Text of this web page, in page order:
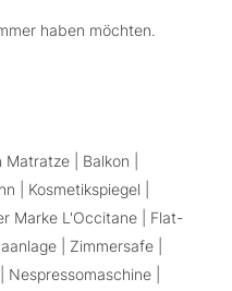
haben möchten.
| Balkon |
| Kosmetikspiegel |
Marke L'Occitane | Flat-
| Zimmersafe |
|